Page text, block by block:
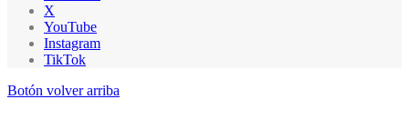
X
YouTube
Instagram
TikTok
Botón volver arriba